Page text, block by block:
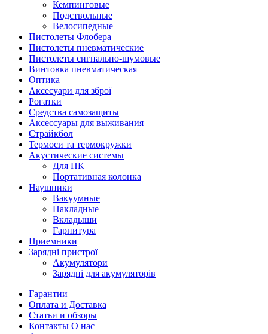
Кемпинговые
Подствольные
Велосипедные
Пистолеты Флобера
Пистолеты пневматические
Пистолеты сигнально-шумовые
Винтовка пневматическая
Оптика
Аксесуари для зброї
Рогатки
Средства самозащиты
Аксессуары для выживания
Страйкбол
Термоси та термокружки
Акустические системы
Для ПК
Портативная колонка
Наушники
Вакуумные
Накладные
Вкладыши
Гарнитура
Приемники
Зарядні пристрої
Акумулятори
Зарядні для акумуляторів
Гарантии
Оплата и Доставка
Статьи и обзоры
Контакты О нас